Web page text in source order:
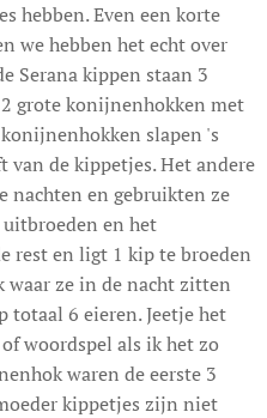
hebben. Even een korte
we hebben het echt over
Serana kippen staan 3
grote konijnenhokken met
slapen 's
de kippetjes. Het andere
en gebruikten ze
en het
rest en ligt 1 kip te broeden
ze in de nacht zitten
totaal 6 eieren. Jeetje het
woordspel als ik het zo
waren de eerste 3
kippetjes zijn niet